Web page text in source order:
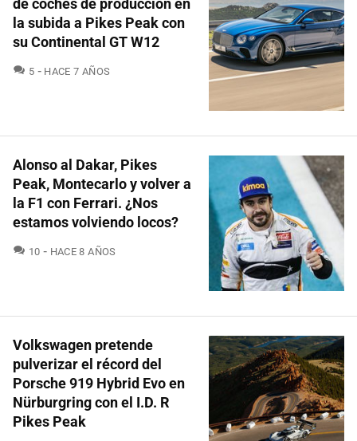
la subida a Pikes Peak con
su Continental GT W12
5 COMENTARIOS
HACE 7 AÑOS
Alonso al Dakar, Pikes
Peak, Montecarlo y volver a
la F1 con Ferrari. ¿Nos
estamos volviendo locos?
10 COMENTARIOS
HACE 8 AÑOS
Volkswagen pretende
pulverizar el récord del
Porsche 919 Hybrid Evo en
Nürburgring con el I.D. R
Pikes Peak